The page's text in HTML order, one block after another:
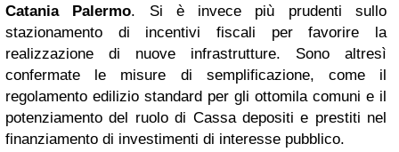
Catania
Palermo. Si è invece più prudenti sullo
stazionamento di incentivi fiscali per favorire la
realizzazione di nuove infrastrutture. Sono altresì
confermate le misure di semplificazione, come il
regolamento edilizio standard per gli ottomila comuni e il
potenziamento del ruolo di Cassa depositi e prestiti nel
finanziamento di investimenti di interesse pubblico.